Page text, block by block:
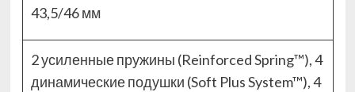
43,5/46 мм
2 усиленные пружины (Reinforced Spring™), 4
динамические подушки (Soft Plus System™), 4